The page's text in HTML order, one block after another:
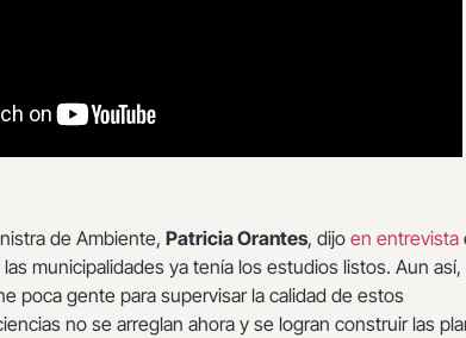
de Ambiente, Patricia Orantes, dijo en entrevista
municipalidades ya tenía los estudios listos. Aun así,
poca gente para supervisar la calidad de estos
no se arreglan ahora y se logran construir las